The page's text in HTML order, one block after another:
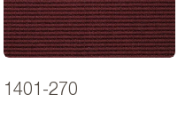
1401-270